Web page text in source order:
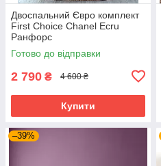
Двоспальний Євро комплект
First Choice Chanel Ecru
Ранфорс
Готово до відправки
2 790 ₴ 4 600 ₴
Купити
–39%